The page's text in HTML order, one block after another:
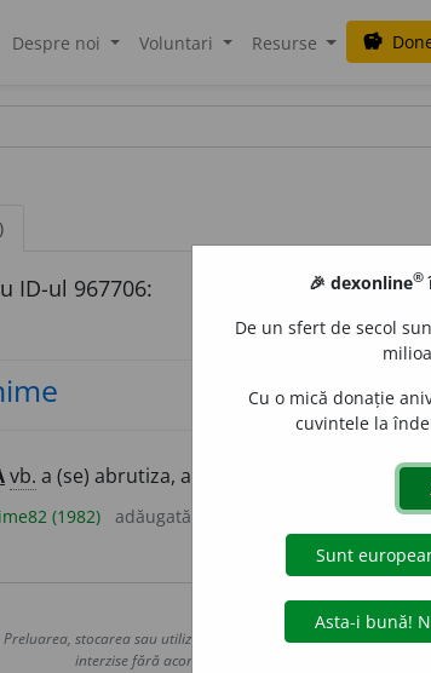
Despre noi Voluntari Resurse savings
ID-ul 967706:
vb. a (se) abrutiza, a (se) dezumaniza.
(1982) adăugată de acțiuni
Copyright © 2004-
Preluarea, stocarea sau utilizarea datelor de pe acest site,
interzise fără acordul nostru prealabil scris, cu
🎉 dexonline®
De un sfert de secol
Cu o mică donație
cuvintele la